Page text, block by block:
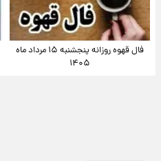
فال قهوه روزانه پنجشنبه ۱۵ مرداد ماه
۱۴۰۵